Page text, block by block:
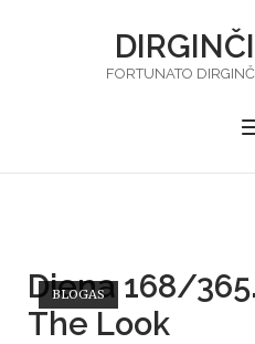
FORTUNATO
BLOGAS
Diena 168/
The Look